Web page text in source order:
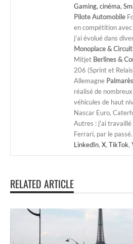
Gaming, cinéma,
Pilote Automobile
en compétition
j'ai évolué dans
Monoplace & Circuit
Mitjet Berlines &
206 (Sprint et
Allemagne Palmarès
réalisé de
véhicules de haut
Nascar Euro,
Autres : j'ai travaillé
Ferrari, par le
LinkedIn, X, TikTok,
RELATED ARTICLE